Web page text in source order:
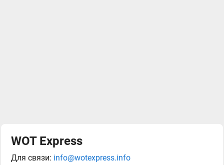
WOT Express
Для связи: info@wotexpress.info